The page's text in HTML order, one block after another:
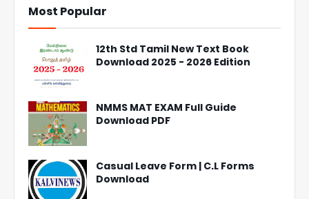
Most Popular
12th Std Tamil New Text Book
Download 2025 - 2026 Edition
NMMS MAT EXAM Full Guide
Download PDF
Casual Leave Form | C.L Forms
Download